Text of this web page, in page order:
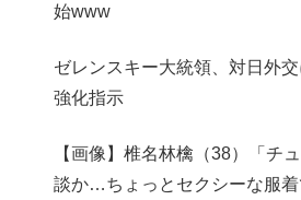
始www
ゼレンスキー大統領、対日外
強化指示
【画像】椎名林檎（38）「チ
談か…ちょっとセクシーな服着